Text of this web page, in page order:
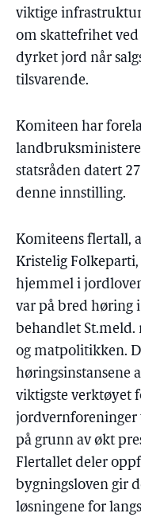
viktige
om skattefrihet
dyrket jord når
tilsvarende.
Komiteen har
statsråden datert
denne innstilling.
Komiteens flertall,
Kristelig
hjemmel i
var på bred høring
behandlet St.meld.
og matpolitikken.
høringsinstansene
viktigste verktøyet
jordvernforeninger
på grunn av økt
Flertallet deler
bygningsloven gir
løsningene for